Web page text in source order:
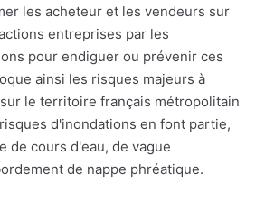
les acheteur et les vendeurs sur
entreprises par les
pour endiguer ou prévenir ces
ainsi les risques majeurs à
le territoire français métropolitain
d'inondations en font partie,
de cours d'eau, de vague
de nappe phréatique.